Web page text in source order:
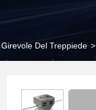
Del Treppiede >